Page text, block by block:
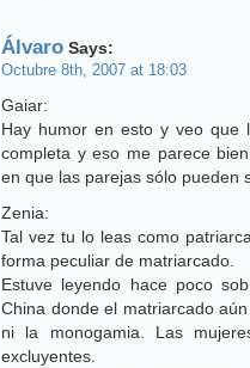
Álvaro Says:
Octubre 8th, 2007 at 18:03
Gaiar:
Hay humor en esto y veo que
completa y eso me parece
en que las parejas sólo
Zenia:
Tal vez tu lo leas como
forma peculiar de matriarcado.
Estuve leyendo hace poco
China donde el matriarcado
ni la monogamia. Las
excluyentes.